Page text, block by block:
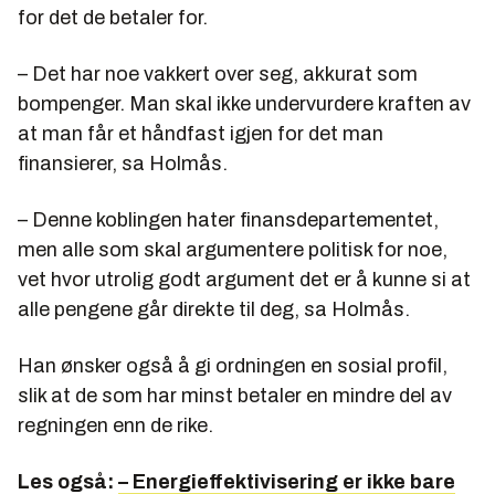
for det de betaler for.
– Det har noe vakkert over seg, akkurat som
bompenger. Man skal ikke undervurdere kraften av
at man får et håndfast igjen for det man
finansierer, sa Holmås.
– Denne koblingen hater finansdepartementet,
men alle som skal argumentere politisk for noe,
vet hvor utrolig godt argument det er å kunne si at
alle pengene går direkte til deg, sa Holmås.
Han ønsker også å gi ordningen en sosial profil,
slik at de som har minst betaler en mindre del av
regningen enn de rike.
Les også: – Energieffektivisering er ikke bare